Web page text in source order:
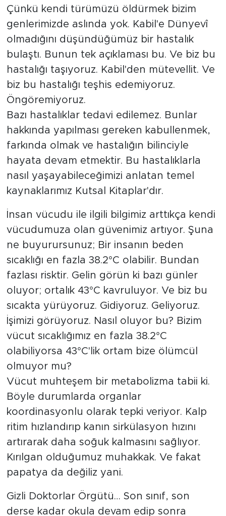
Çünkü kendi türümüzü öldürmek bizim
genlerimizde aslında yok. Kabil'e Dünyevî
olmadığını düşündüğümüz bir hastalık
bulaştı. Bunun tek açıklaması bu. Ve biz bu
hastalığı taşıyoruz. Kabil'den mütevellit. Ve
biz bu hastalığı teşhis edemiyoruz.
Öngöremiyoruz.
Bazı hastalıklar tedavi edilemez. Bunlar
hakkında yapılması gereken kabullenmek,
farkında olmak ve hastalığın bilinciyle
hayata devam etmektir. Bu hastalıklarla
nasıl yaşayabileceğimizi anlatan temel
kaynaklarımız Kutsal Kitaplar'dır.
İnsan vücudu ile ilgili bilgimiz arttıkça kendi
vücudumuza olan güvenimiz artıyor. Şuna
ne buyurursunuz; Bir insanın beden
sıcaklığı en fazla 38.2°C olabilir. Bundan
fazlası risktir. Gelin görün ki bazı günler
oluyor; ortalık 43°C kavruluyor. Ve biz bu
sıcakta yürüyoruz. Gidiyoruz. Geliyoruz.
İşimizi görüyoruz. Nasıl oluyor bu? Bizim
vücut sıcaklığımız en fazla 38.2°C
olabiliyorsa 43°C'lik ortam bize ölümcül
olmuyor mu?
Vücut muhteşem bir metabolizma tabii ki.
Böyle durumlarda organlar
koordinasyonlu olarak tepki veriyor. Kalp
ritim hızlandırıp kanın sirkülasyon hızını
artırarak daha soğuk kalmasını sağlıyor.
Kırılgan olduğumuz muhakkak. Ve fakat
papatya da değiliz yani.
Gizli Doktorlar Örgütü… Son sınıf, son
derse kadar okula devam edip sonra